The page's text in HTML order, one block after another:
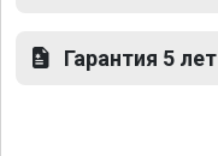
Гарантия 5 лет